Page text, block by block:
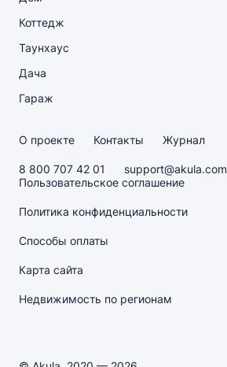
Коттедж
Таунхаус
Дача
Гараж
О проекте Контакты Журнал
8 800 707 42 01
support@akula.com
Пользовательское соглашение
Политика конфиденциальности
Способы оплаты
Карта сайта
Недвижимость по регионам